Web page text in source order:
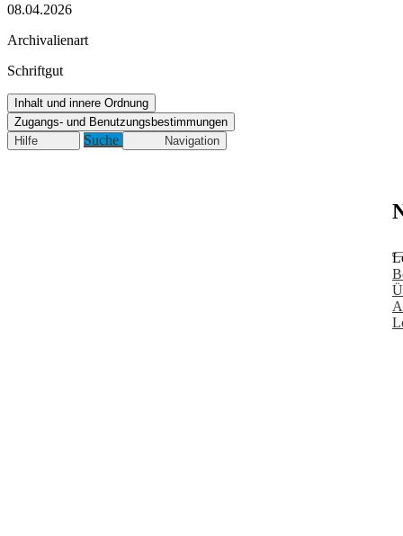
08.04.2026
Archivalienart
Schriftgut
Inhalt und innere Ordnung
Zugangs- und Benutzungsbestimmungen
Hilfe
Suche Navigation